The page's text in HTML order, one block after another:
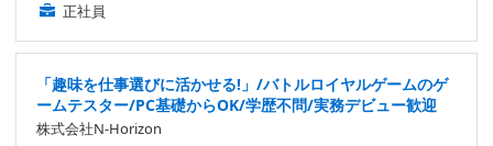
正社員
「趣味を仕事選びに活かせる!」/バトルロイヤルゲームのゲ
ームテスター/PC基礎からOK/学歴不問/実務デビュー歓迎
株式会社N-Horizon